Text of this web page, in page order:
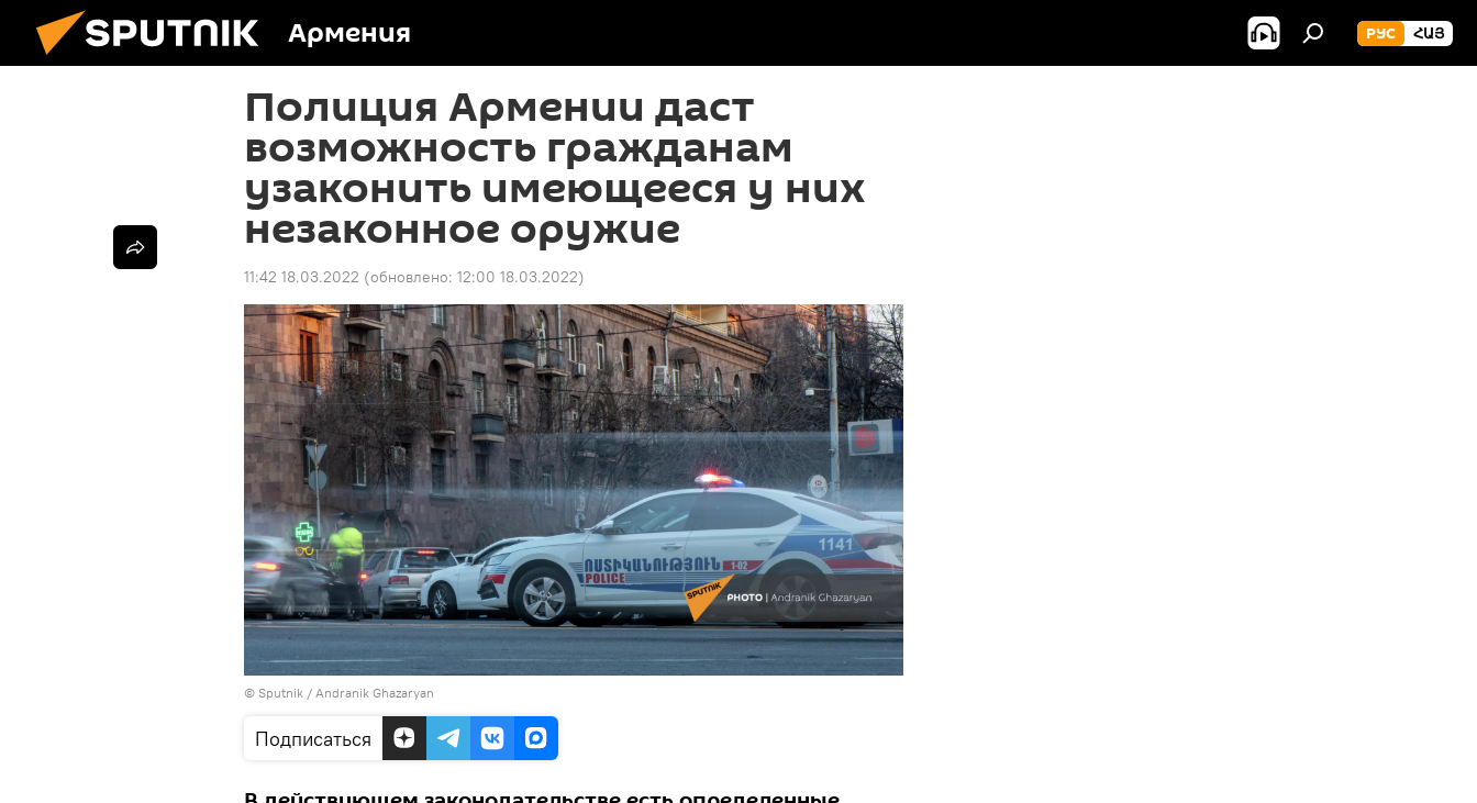
Армения РУС ՀԱՅ
Полиция Армении даст
возможность гражданам
узаконить имеющееся у них
незаконное оружие
11:42 18.03.2022 (обновлено: 12:00 18.03.2022)
© Sputnik / Andranik Ghazaryan
Подписаться